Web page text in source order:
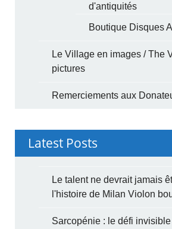
d'antiquités
Boutique Disques
Le Village en images / The
pictures
Remerciements aux
Latest Posts
Le talent ne devrait jamais
l'histoire de Milan Violon
Sarcopénie : le défi invisible